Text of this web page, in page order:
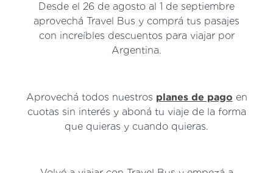
Desde el 26 de agosto al 1 de septiembre
aprovechá Travel Bus y comprá tus pasajes
con increíbles descuentos para viajar por
Argentina.
Aprovechá todos nuestros planes de pago en
cuotas sin interés y aboná tu viaje de la forma
que quieras y cuando quieras.